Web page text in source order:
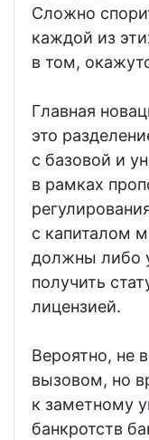
Сложно
каждой из
в том,
Главная
это
с базовой и
в рамках
с капиталом
должны либо
получить
лицензией.
Вероятно, не
вызовом, но
к заметному
банкротств